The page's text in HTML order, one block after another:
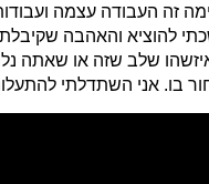
זה העבודה עצמה
להוציא והאהבה
שלב שזה או שאתה
בו. אני השתדלתי